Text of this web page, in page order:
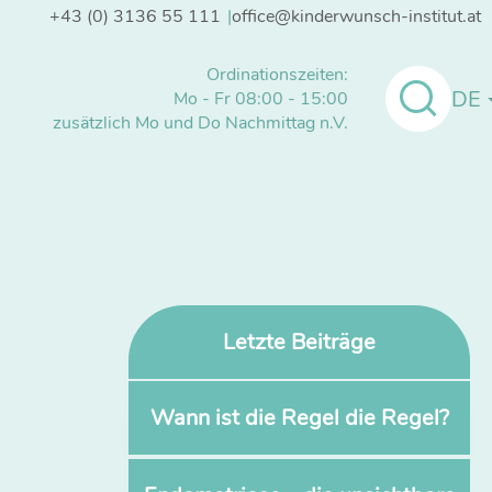
+43 (0) 3136 55 111 office@kinderwunsch-institut.at
Ordinationszeiten:
Mo - Fr 08:00 - 15:00
zusätzlich Mo und Do Nachmittag n.V.
DE
Letzte Beiträge
Wann ist die Regel die Regel?